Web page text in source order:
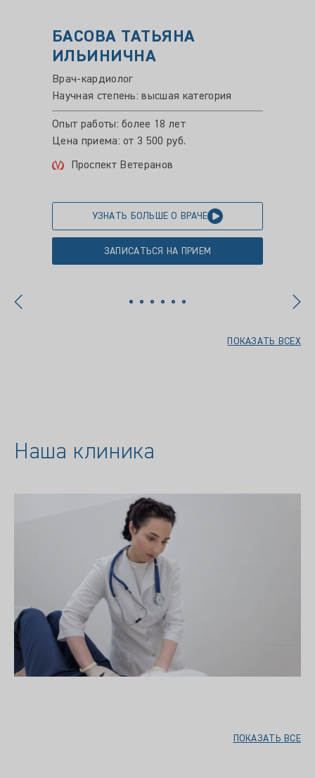
БАСОВА ТАТЬЯНА
ИЛЬИНИЧНА
Врач-кардиолог
Научная степень: высшая категория
Опыт работы: более 18 лет
Цена приема: от 3 500 руб.
Проспект Ветеранов
УЗНАТЬ БОЛЬШЕ О ВРАЧЕ
ЗАПИСАТЬСЯ НА ПРИЕМ
ПОКАЗАТЬ ВСЕХ
Наша клиника
ПОКАЗАТЬ ВСЕ